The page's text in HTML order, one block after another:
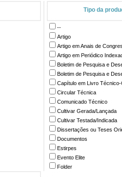
Tipo da
--
Artigo
Artigo em Anais de
Artigo em Periódico
Boletim de Pesquisa e
Boletim de Pesquisa e
Capítulo em Livro
Circular Técnica
Comunicado Técnico
Cultivar Gerada/Lançada
Cultivar Testada/Indicada
Dissertações ou Teses
Documentos
Estirpes
Evento Elite
Folder